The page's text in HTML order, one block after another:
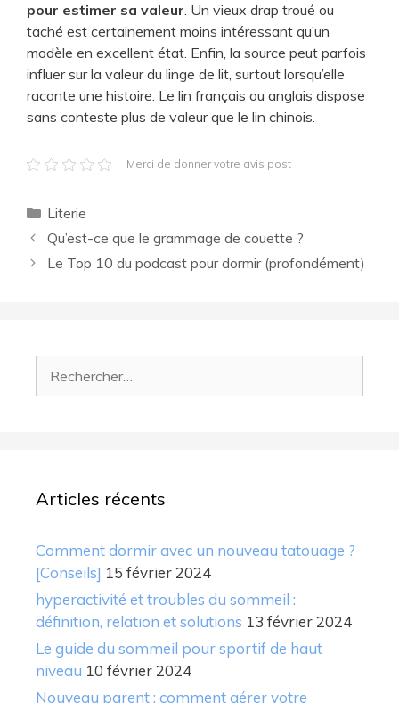
pour estimer sa valeur. Un vieux drap troué ou
taché est certainement moins intéressant qu’un
modèle en excellent état. Enfin, la source peut parfois
influer sur la valeur du linge de lit, surtout lorsqu’elle
raconte une histoire. Le lin français ou anglais dispose
sans conteste plus de valeur que le lin chinois.
Merci de donner votre avis post
Catégories
Literie
Qu’est-ce que le grammage de couette ?
Le Top 10 du podcast pour dormir (profondément)
Articles récents
Comment dormir avec un nouveau tatouage ?
[Conseils] 15 février 2024
hyperactivité et troubles du sommeil :
définition, relation et solutions 13 février 2024
Le guide du sommeil pour sportif de haut
niveau 10 février 2024
Nouveau parent : comment gérer votre